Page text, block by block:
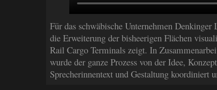
Für das schwäbische Unternehmen
die Erweiterung der bisheerigen Flächen
Rail Cargo Terminals zeigt. In
wurde der ganze Prozess von der Idee,
Sprecherinnentext und Gestaltung koordiniert